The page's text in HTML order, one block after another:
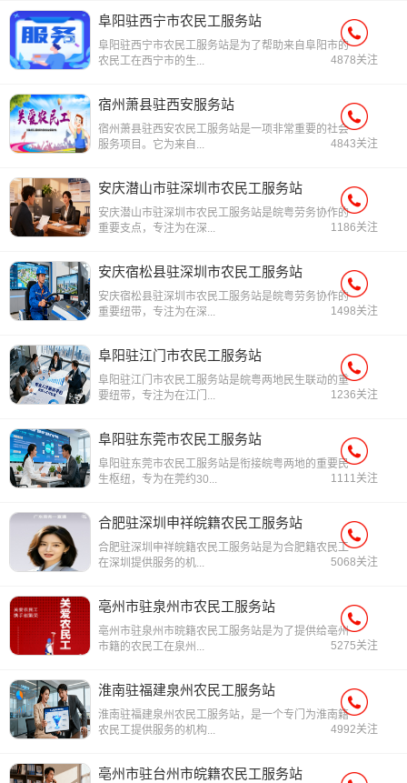
阜阳驻西宁市农民工服务站
阜阳驻西宁市农民工服务站是为了帮助来自阜阳市的
农民工在西宁市的生...
4878关注
宿州萧县驻西安服务站
宿州萧县驻西安农民工服务站是一项非常重要的社会
服务项目。它为来自...
4843关注
安庆潜山市驻深圳市农民工服务站
安庆潜山市驻深圳市农民工服务站是皖粤劳务协作的
重要支点，专注为在深...
1186关注
安庆宿松县驻深圳市农民工服务站
安庆宿松县驻深圳市农民工服务站是皖粤劳务协作的
重要纽带，专注为在深...
1498关注
阜阳驻江门市农民工服务站
阜阳驻江门市农民工服务站是皖粤两地民生联动的重
要纽带，专注为在江门...
1236关注
阜阳驻东莞市农民工服务站
阜阳驻东莞市农民工服务站是衔接皖粤两地的重要民
生枢纽，专为在莞约30...
1111关注
合肥驻深圳申祥皖籍农民工服务站
合肥驻深圳申祥皖籍农民工服务站是为合肥籍农民工
在深圳提供服务的机...
5068关注
亳州市驻泉州市农民工服务站
亳州市驻泉州市晥籍农民工服务站是为了提供给亳州
市籍的农民工在泉州...
5275关注
淮南驻福建泉州农民工服务站
淮南驻福建泉州农民工服务站，是一个专门为淮南籍
农民工提供服务的机构...
4992关注
亳州市驻台州市皖籍农民工服务站